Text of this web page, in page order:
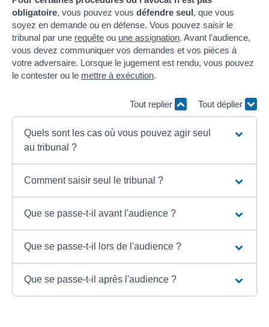
obligatoire, vous pouvez vous défendre seul, que vous
soyez en demande ou en défense. Vous pouvez saisir le
tribunal par une requête ou une assignation. Avant l'audience,
vous devez communiquer vos demandes et vos pièces à
votre adversaire. Lorsque le jugement est rendu, vous pouvez
le contester ou le mettre à exécution.
Tout replier Tout déplier
Quels sont les cas où vous pouvez agir seul
au tribunal ?
Comment saisir seul le tribunal ?
Que se passe-t-il avant l'audience ?
Que se passe-t-il lors de l'audience ?
Que se passe-t-il après l'audience ?